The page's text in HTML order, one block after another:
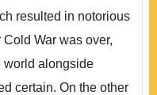
resulted in notorious
War was over,
world alongside
certain. On the other